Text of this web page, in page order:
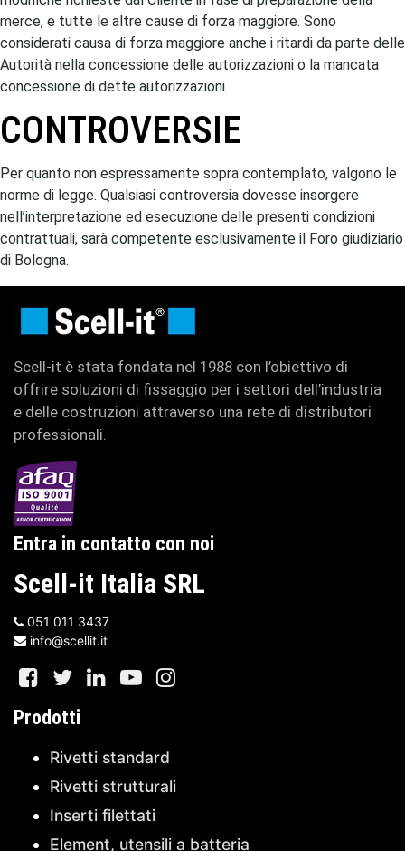
merce, e tutte le altre cause di forza maggiore. Sono
considerati causa di forza maggiore anche i ritardi da parte delle
Autorità nella concessione delle autorizzazioni o la mancata
concessione di dette autorizzazioni.
CONTROVERSIE
Per quanto non espressamente sopra contemplato, valgono le
norme di legge. Qualsiasi controversia dovesse insorgere
nell’interpretazione ed esecuzione delle presenti condizioni
contrattuali, sarà competente esclusivamente il Foro giudiziario
di Bologna.
Scell-it è stata fondata nel 1988 con l’obiettivo di
offrire soluzioni di fissaggio per i settori dell’industria
e delle costruzioni attraverso una rete di distributori
professionali.
Entra in contatto con noi
Scell-it Italia SRL
051 011 3437
info@scellit.it
Prodotti
Rivetti standard
Rivetti strutturali
Inserti filettati
Element, utensili a batteria